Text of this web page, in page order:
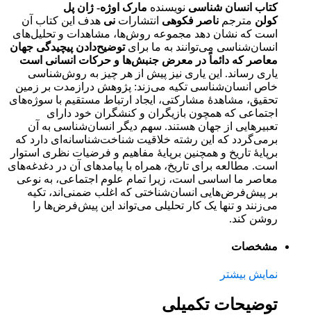
کتاب انسان شناسی نویسنده مارک اوژه- ژان پل
کولن مترجم ناصر فکوهی انتشارات نی هدف این کتاب آن
است که نشان دهد مجموعه روش‌ها، مشاهدات و تحلیل‌های
انسان‌شناسی می‌توانند به ما برای توضیح‌دادن پیچیدگی جهان
معاصر که دائماً در معرض جنبش‌ها و حرکات انسانی است
یاری رساند. این یاری نیز پیش از هر چیز به روش‌شناسی
خاص انسان‌شناسی تکیه می‌زند: پژوهش درازمدت بر زمین
تحقیق، مشاهدهٔ مشارکتی، ایجاد ارتباط مستقیم با سوژه‌های
اجتماعی که همچون بازیگران و کنشگران خود دارای
تعبیرهایی از جهان هستند. سهم دیگر انسان‌شناسی به آن
برمی‌گردد که این رشته خلاقیت شناخت‌شناسانه‌ای دارد که
برپایهٔ تاریخ و همچنین برپایهٔ مفاهیم و فرضیات نظری استوار
است. مطالعه برای تاریخ، همراه با پیامدهای آن در دغدغه‌های
معاصر ما اساسی است، زیرا تمام علوم اجتماعی، به نوعی
بر پیش‌فرض‌هایی انسان‌شناختی که اغلب ضمنی‌اند، تکیه
می‌زنند و تنها یک کار تحلیلی می‌تواند این پیش‌فرض‌ها را
روشن کند.
مشخصات
نمایش بیشتر
توضیحات تکمیلی